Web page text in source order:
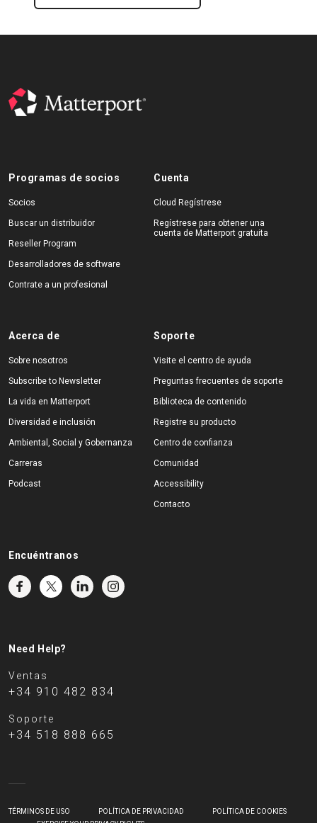
Programas de socios
Socios
Buscar un distribuidor
Reseller Program
Desarrolladores de software
Contrate a un profesional
Cuenta
Cloud Regístrese
Regístrese para obtener una
cuenta de Matterport gratuita
Acerca de
Sobre nosotros
Subscribe to Newsletter
La vida en Matterport
Diversidad e inclusión
Ambiental, Social y Gobernanza
Carreras
Podcast
Soporte
Visite el centro de ayuda
Preguntas frecuentes de soporte
Biblioteca de contenido
Registre su producto
Centro de confianza
Comunidad
Accessibility
Contacto
Encuéntranos
Need Help?
Ventas
+34 910 482 834
Soporte
+34 518 888 665
TÉRMINOS DE USO POLÍTICA DE PRIVACIDAD
POLÍTICA DE COOKIES